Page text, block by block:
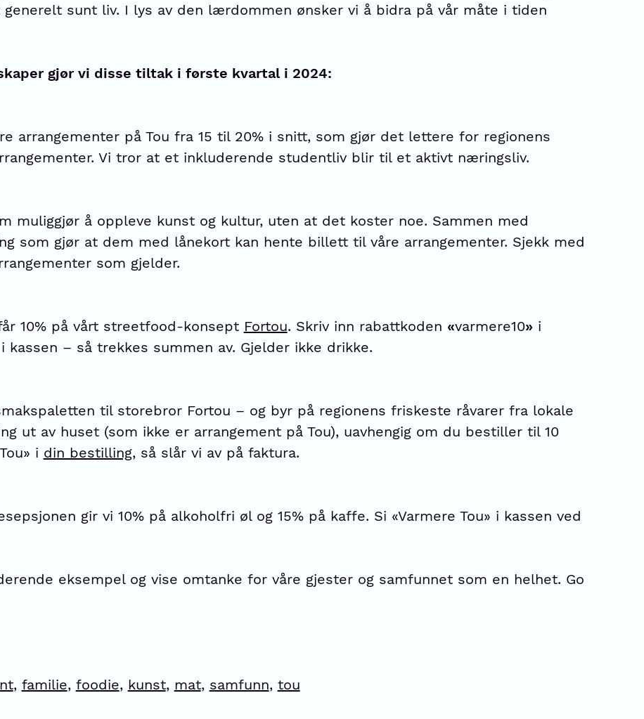
sunt liv. I lys av den lærdommen ønsker vi å bidra på vår måte i tiden
gjør vi disse tiltak i første kvartal i 2024:
arrangementer på Tou fra 15 til 20% i snitt, som gjør det lettere for regionens
Vi tror at et inkluderende studentliv blir til et aktivt næringsliv.
muliggjør å oppleve kunst og kultur, uten at det koster noe. Sammen med
som gjør at dem med lånekort kan hente billett til våre arrangementer. Sjekk med
som gjelder.
10% på vårt streetfood-konsept Fortou. Skriv inn rabattkoden «varmere10» i
i kassen – så trekkes summen av. Gjelder ikke drikke.
til storebror Fortou – og byr på regionens friskeste råvarer fra lokale
ut av huset (som ikke er arrangement på Tou), uavhengig om du bestiller til 10
i din bestilling, så slår vi av på faktura.
gir vi 10% på alkoholfri øl og 15% på kaffe. Si «Varmere Tou» i kassen ved
eksempel og vise omtanke for våre gjester og samfunnet som en helhet. Go
, familie, foodie, kunst, mat, samfunn, tou